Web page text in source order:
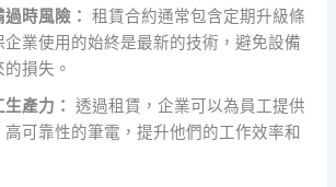
時風險： 租賃合約通常包含定期升級條
企業使用的始終是最新的技術，避免設備
損失。
產力： 透過租賃，企業可以為員工提供
高可靠性的筆電，提升他們的工作效率和